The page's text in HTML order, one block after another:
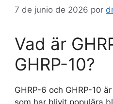
7 de junio de 2026 por
Vad är
GHRP-10?
GHRP-6 och GHRP-10
som har blivit populära